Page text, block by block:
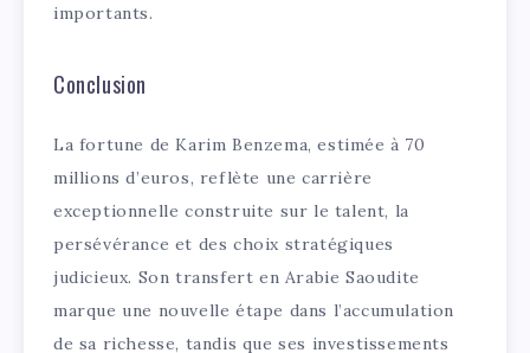
importants.
Conclusion
La fortune de Karim Benzema, estimée à 70
millions d’euros, reflète une carrière
exceptionnelle construite sur le talent, la
persévérance et des choix stratégiques
judicieux. Son transfert en Arabie Saoudite
marque une nouvelle étape dans l’accumulation
de sa richesse, tandis que ses investissements